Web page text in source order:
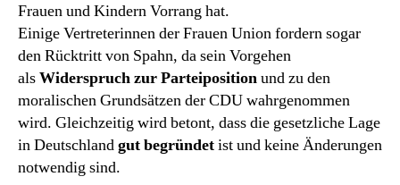
Frauen und Kindern Vorrang hat.
Einige Vertreterinnen der Frauen Union fordern sogar
den Rücktritt von Spahn, da sein Vorgehen
alsWiderspruch zur Parteipositionund zu den
moralischen Grundsätzen der CDU wahrgenommen
wird. Gleichzeitig wird betont, dass die gesetzliche Lage
in Deutschlandgut begründetist und keine Änderungen
notwendig sind.